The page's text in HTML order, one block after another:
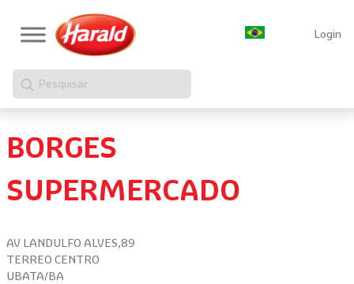
Login
Pesquisar
BORGES
SUPERMERCADO
AV LANDULFO ALVES,89
TERREO CENTRO
UBATA/BA